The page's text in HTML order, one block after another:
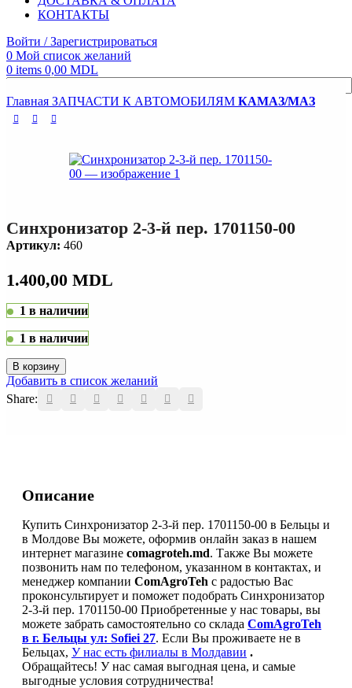
КОНТАКТЫ
Войти / Зарегистрироваться
0 Мой список желаний
0 items 0,00 MDL
Поиск
Главная ЗАПЧАСТИ К АВТОМОБИЛЯМ КАМАЗ/МАЗ
Синхронизатор 2-3-й пер. 1701150-00
Артикул: 460
1.400,00 MDL
1 в наличии
1 в наличии
Количество
товара
Синхронизатор
2-
В корзину
Добавить в список желаний
Share:
Описание
Купить Синхронизатор 2-3-й пер. 1701150-00 в Бельцы и
в Молдове Вы можете, оформив онлайн заказ в нашем
интернет магазине comagroteh.md. Также Вы можете
позвонить нам по телефоном, указанном в контактах, и
менеджер компании ComAgroTeh с радостью Вас
проконсультирует и поможет подобрать Синхронизатор
2-3-й пер. 1701150-00 Приобретенные у нас товары, вы
можете забрать самостоятельно со склада ComAgroTeh
в г. Бельцы ул: Sofiei 27. Если Вы проживаете не в
Бельцах, У нас есть филиалы в Молдавии .
Обращайтесь! У нас самая выгодная цена, и самые
выгодные условия сотрудничества!